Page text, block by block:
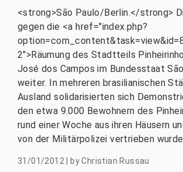
<strong>São Paulo/Berlin.</strong>
gegen die <a href="index.php?
2">Räumung des Stadtteils
José dos Campos im Bundesstaat
weiter. In mehreren brasilianischen
Ausland solidarisierten sich
den etwa 9.000 Bewohnern des
rund einer Woche aus ihren Häusern
von der Militärpolizei vertrieben
31/01/2012 byChristian Russau